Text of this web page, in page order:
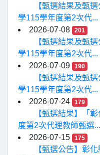
【甄選結果及甄
學115學年度第2次代...
2026-07-08
201
【甄選結果及甄
學115學年度第2次代...
2026-07-09
190
【甄選結果及甄
學115學年度第2次代...
2026-07-24
179
【甄選結果】「
度第2次代理教師甄選...
2026-07-15
175
【甄選公告】彰